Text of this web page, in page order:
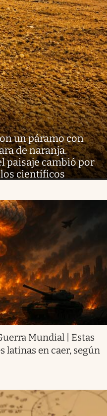
un páramo con
de naranja.
paisaje cambió por
científicos
Mundial | Estas
latinas en caer, según